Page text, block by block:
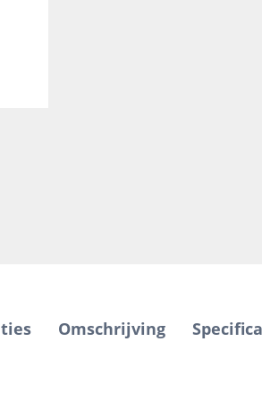
Omschrijving